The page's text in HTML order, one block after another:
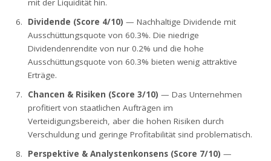
mit der Liquidität hin.
Dividende (Score 4/10) — Nachhaltige Dividende mit
Ausschüttungsquote von 60.3%. Die niedrige
Dividendenrendite von nur 0.2% und die hohe
Ausschüttungsquote von 60.3% bieten wenig attraktive
Erträge.
Chancen & Risiken (Score 3/10) — Das Unternehmen
profitiert von staatlichen Aufträgen im
Verteidigungsbereich, aber die hohen Risiken durch
Verschuldung und geringe Profitabilität sind problematisch.
Perspektive & Analystenkonsens (Score 7/10) —